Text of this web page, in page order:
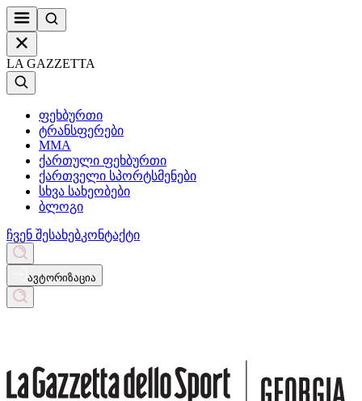
LA GAZZETTA
ფეხბურთი
ტრანსფერები
MMA
ქართული ფეხბურთი
ქართველი სპორტსმენები
სხვა სახეობები
ბლოგი
ჩვენ შესახებკონტაქტი
ავტორიზაცია